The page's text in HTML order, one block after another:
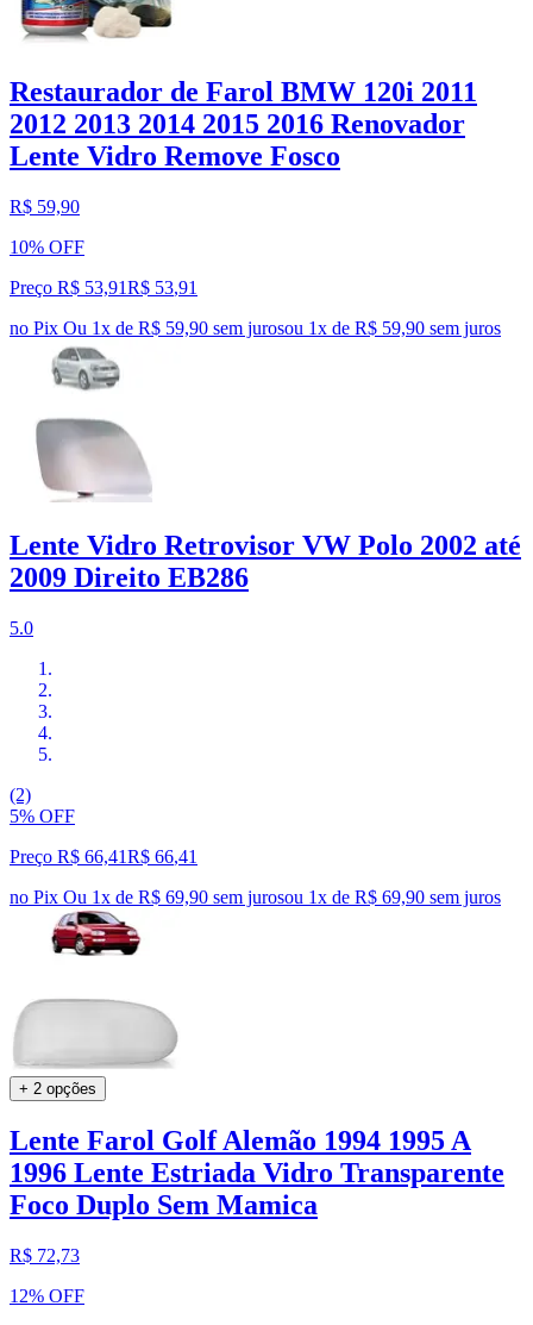
Restaurador de Farol BMW 120i 2011
2012 2013 2014 2015 2016 Renovador
Lente Vidro Remove Fosco
R$ 59,90
10% OFF
Preço R$ 53,91R$ 53,91
no Pix Ou 1x de R$ 59,90 sem jurosou 1x de R$ 59,90 sem juros
Lente Vidro Retrovisor VW Polo 2002 até
2009 Direito EB286
5.0
(2)
5% OFF
Preço R$ 66,41R$ 66,41
no Pix Ou 1x de R$ 69,90 sem jurosou 1x de R$ 69,90 sem juros
+ 2 opções
Lente Farol Golf Alemão 1994 1995 A
1996 Lente Estriada Vidro Transparente
Foco Duplo Sem Mamica
R$ 72,73
12% OFF